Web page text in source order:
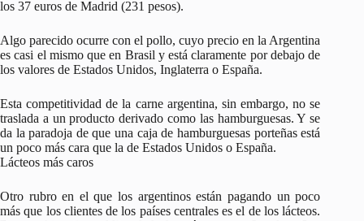
los 37 euros de Madrid (231 pesos).
Algo parecido ocurre con el pollo, cuyo precio en la Argentina
es casi el mismo que en Brasil y está claramente por debajo de
los valores de Estados Unidos, Inglaterra o España.
Esta competitividad de la carne argentina, sin embargo, no se
traslada a un producto derivado como las hamburguesas. Y se
da la paradoja de que una caja de hamburguesas porteñas está
un poco más cara que la de Estados Unidos o España.
Lácteos más caros
Otro rubro en el que los argentinos están pagando un poco
más que los clientes de los países centrales es el de los lácteos.